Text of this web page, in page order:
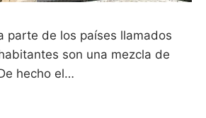
parte de los países llamados
son una mezcla de
hecho el…